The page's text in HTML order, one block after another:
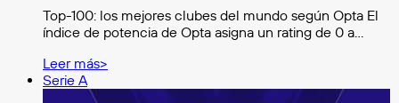
Top-100: los mejores clubes del mundo según Opta El
índice de potencia de Opta asigna un rating de 0 a…
Leer más>
Serie A